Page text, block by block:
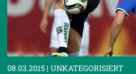
08.03.2015 | UNKATEGORISIERT